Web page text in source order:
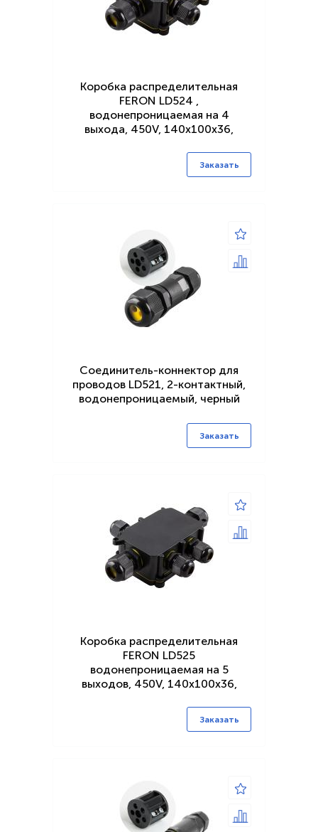
Коробка распределительная
FERON LD524 ,
водонепроницаемая на 4
выхода, 450V, 140х100х36,
Заказать
Соединитель-коннектор для
проводов LD521, 2-контактный,
водонепроницаемый, черный
Заказать
Коробка распределительная
FERON LD525
водонепроницаемая на 5
выходов, 450V, 140х100х36,
Заказать